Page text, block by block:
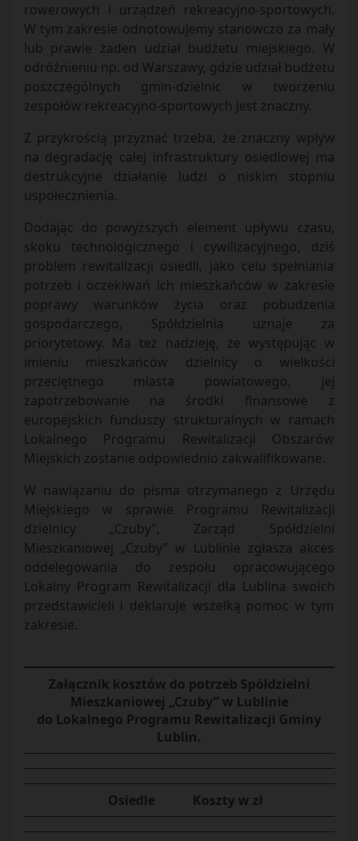
rowerowych i urządzeń rekreacyjno-sportowych.
W tym zakresie odnotowujemy stanowczo za mały
lub prawie żaden udział budżetu miejskiego. W
odróżnieniu np. od Warszawy, gdzie udział budżetu
poszczególnych gmin-dzielnic w tworzeniu
zespołów rekreacyjno-sportowych jest znaczny.
Z przykrością przyznać trzeba, że znaczny wpływ
na degradację całej infrastruktury osiedlowej ma
destrukcyjne działanie ludzi o niskim stopniu
uspołecznienia.
Dodając do powyższych element upływu czasu,
skoku technologicznego i cywilizacyjnego, dziś
problem rewitalizacji osiedli, jako celu spełniania
potrzeb i oczekiwań ich mieszkańców w zakresie
poprawy warunków życia oraz pobudzenia
gospodarczego, Spółdzielnia uznaje za
priorytetowy. Ma też nadzieję, że występując w
imieniu mieszkańców dzielnicy o wielkości
przeciętnego miasta powiatowego, jej
zapotrzebowanie na środki finansowe z
europejskich funduszy strukturalnych w ramach
Lokalnego Programu Rewitalizacji Obszarów
Miejskich zostanie odpowiednio zakwalifikowane.
W nawiązaniu do pisma otrzymanego z Urzędu
Miejskiego w sprawie Programu Rewitalizacji
dzielnicy „Czuby”, Zarząd Spółdzielni
Mieszkaniowej „Czuby” w Lublinie zgłasza akces
oddelegowania do zespołu opracowującego
Lokalny Program Rewitalizacji dla Lublina swoich
przedstawicieli i deklaruje wszelką pomoc w tym
zakresie.
Załącznik kosztów do potrzeb Spółdzielni
Mieszkaniowej „Czuby” w Lublinie
do Lokalnego Programu Rewitalizacji Gminy
Lublin.
Osiedle Koszty w zł